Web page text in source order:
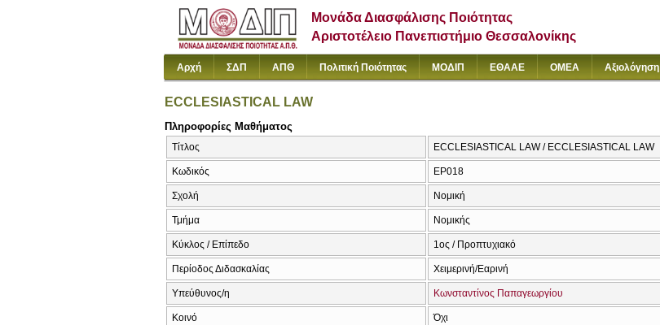
Μονάδα Διασφάλισης Ποιότητας
Αριστοτέλειο Πανεπιστήμιο Θεσσαλονίκης
Αρχή ΣΔΠ ΑΠΘ Πολιτική Ποιότητας ΜΟΔΙΠ ΕΘΑΑΕ ΟΜΕΑ Αξιολόγηση
ECCLESIASTICAL LAW
Πληροφορίες Μαθήματος
Τίτλος ECCLESIASTICAL LAW / ECCLESIASTICAL LAW
Κωδικός ΕΡ018
Σχολή Νομική
Τμήμα Νομικής
Κύκλος / Επίπεδο 1ος / Προπτυχιακό
Περίοδος Διδασκαλίας Χειμερινή/Εαρινή
Υπεύθυνος/η Κωνσταντίνος Παπαγεωργίου
Κοινό Όχι